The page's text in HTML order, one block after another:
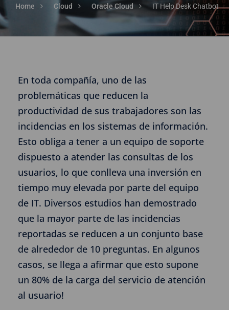
Home Cloud Oracle Cloud IT Help Desk Chatbot
En toda compañía, uno de las
problemáticas que reducen la
productividad de sus trabajadores son las
incidencias en los sistemas de información.
Esto obliga a tener a un equipo de soporte
dispuesto a atender las consultas de los
usuarios, lo que conlleva una inversión en
tiempo muy elevada por parte del equipo
de IT. Diversos estudios han demostrado
que la mayor parte de las incidencias
reportadas se reducen a un conjunto base
de alrededor de 10 preguntas. En algunos
casos, se llega a afirmar que esto supone
un 80% de la carga del servicio de atención
al usuario!